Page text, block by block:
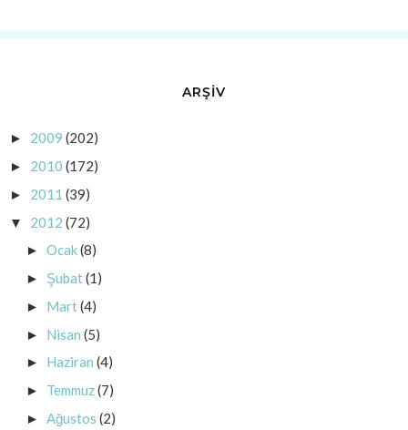
ARŞİV
► 2009 (202)
► 2010 (172)
► 2011 (39)
▼ 2012 (72)
► Ocak(8)
► Şubat(1)
► Mart(4)
► Nisan (5)
► Haziran (4)
► Temmuz(7)
► Ağustos (2)